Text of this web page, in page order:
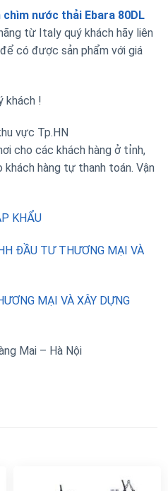
chìm nước thải Ebara 80DL
từ Italy quý khách hãy liên
có được sản phẩm với giá
khách !
vực Tp.HN
cho các khách hàng ở tỉnh,
khách hàng tự thanh toán. Vận
KHẨU
ĐẦU TƯ THƯƠNG MẠI VÀ
MẠI VÀ XÂY DỰNG
Mai – Hà Nội